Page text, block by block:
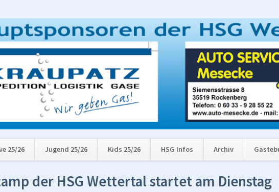
25/26 Jugend 25/26 Kids 25/26 HSG Infos Archiv
der HSG Wettertal startet am Dienstag